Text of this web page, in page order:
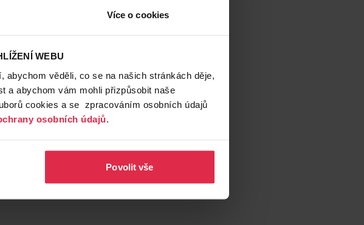
Více o cookies
WEBU
věděli, co se na našich stránkách děje,
a abychom vám mohli přizpůsobit naše
cookies a se zpracováním osobních údajů
osobních údajů.
Povolit vše